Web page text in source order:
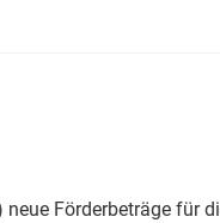
Förderbeträge für